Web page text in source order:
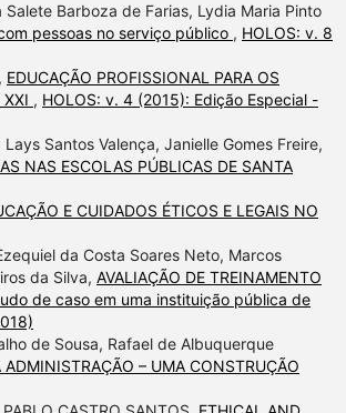
Barboza de Farias, Lydia Maria Pinto
pessoas no serviço público , HOLOS: v. 8
EDUCAÇÃO PROFISSIONAL PARA OS
, HOLOS: v. 4 (2015): Edição Especial -
Santos Valença, Janielle Gomes Freire,
NAS ESCOLAS PÚBLICAS DE SANTA
E CUIDADOS ÉTICOS E LEGAIS NO
da Costa Soares Neto, Marcos
da Silva, AVALIAÇÃO DE TREINAMENTO
de caso em uma instituição pública de
de Sousa, Rafael de Albuquerque
– UMA CONSTRUÇÃO